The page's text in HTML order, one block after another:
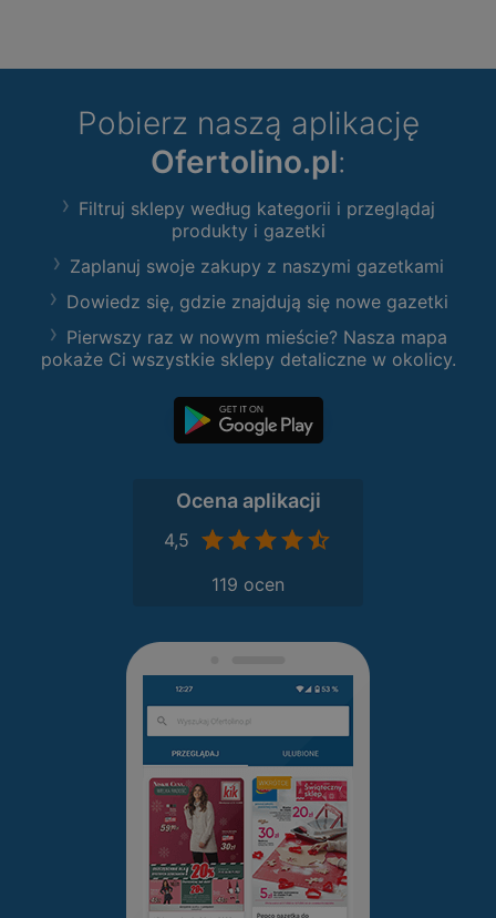
Pobierz naszą aplikację
Ofertolino.pl:
Filtruj sklepy według kategorii i przeglądaj
produkty i gazetki
Zaplanuj swoje zakupy z naszymi gazetkami
Dowiedz się, gdzie znajdują się nowe gazetki
Pierwszy raz w nowym mieście? Nasza mapa
pokaże Ci wszystkie sklepy detaliczne w okolicy.
Ocena aplikacji
4,5
119 ocen